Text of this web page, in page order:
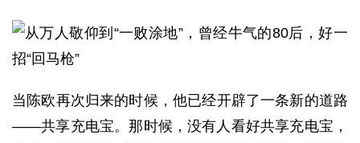
当陈欧再次归来的时候，他已经开辟了一条新的道路
——共享充电宝。那时候，没有人看好共享充电宝，